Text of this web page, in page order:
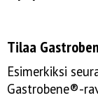
Tilaa
Esimerkiksi
Gastrobene®-